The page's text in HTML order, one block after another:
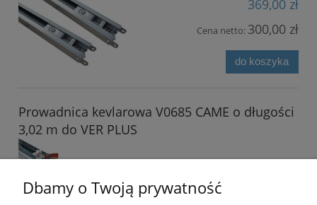
369,00 zł
Cena netto: 300,00 zł
do koszyka
Prowadnica kevlarowa V0685 CAME o długości
3,02 m do VER PLUS
Cena netto:
Dbamy o Twoją prywatność